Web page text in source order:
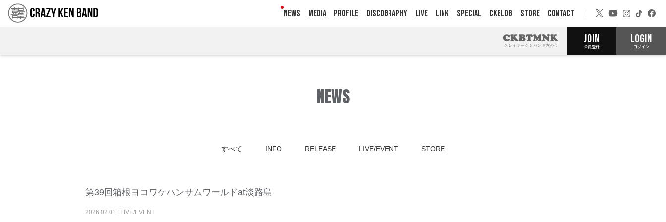
NEWS MEDIA PROFILE DISCOGRAPHY LIVE LINK SPECIAL CKBLOG STORE CONTACT
JOIN
会員登録
LOGIN
ログイン
NEWS
すべて INFO RELEASE LIVE/EVENT STORE
第39回箱根ヨコワケハンサムワールドat淡路島
2026.02.01 LIVE/EVENT